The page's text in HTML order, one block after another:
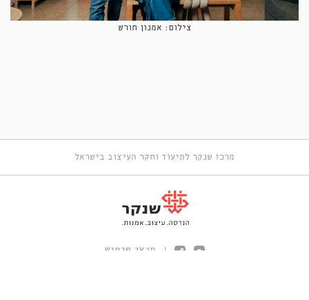
צילום: אמנון חורש
מרכז שנקר לתיעוד וחקר העיצוב בישראל
| תנאי שימוש